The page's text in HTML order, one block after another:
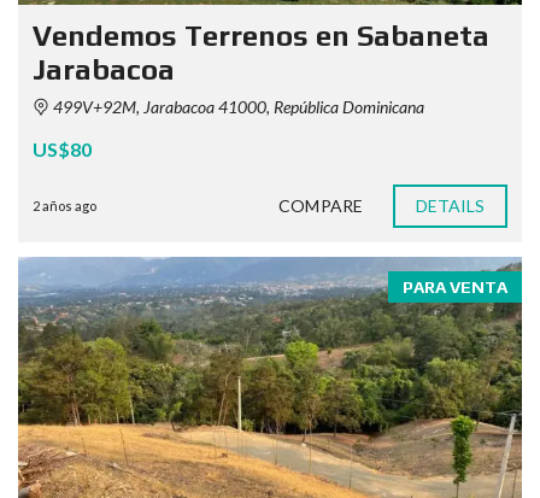
Vendemos Terrenos en Sabaneta
Jarabacoa
499V+92M, Jarabacoa 41000, República Dominicana
US$80
2 años ago COMPARE DETAILS
PARA VENTA